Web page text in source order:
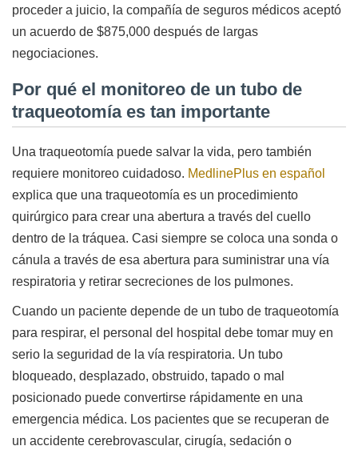
proceder a juicio, la compañía de seguros médicos aceptó
un acuerdo de $875,000 después de largas
negociaciones.
Por qué el monitoreo de un tubo de
traqueotomía es tan importante
Una traqueotomía puede salvar la vida, pero también
requiere monitoreo cuidadoso. MedlinePlus en español
explica que una traqueotomía es un procedimiento
quirúrgico para crear una abertura a través del cuello
dentro de la tráquea. Casi siempre se coloca una sonda o
cánula a través de esa abertura para suministrar una vía
respiratoria y retirar secreciones de los pulmones.
Cuando un paciente depende de un tubo de traqueotomía
para respirar, el personal del hospital debe tomar muy en
serio la seguridad de la vía respiratoria. Un tubo
bloqueado, desplazado, obstruido, tapado o mal
posicionado puede convertirse rápidamente en una
emergencia médica. Los pacientes que se recuperan de
un accidente cerebrovascular, cirugía, sedación o